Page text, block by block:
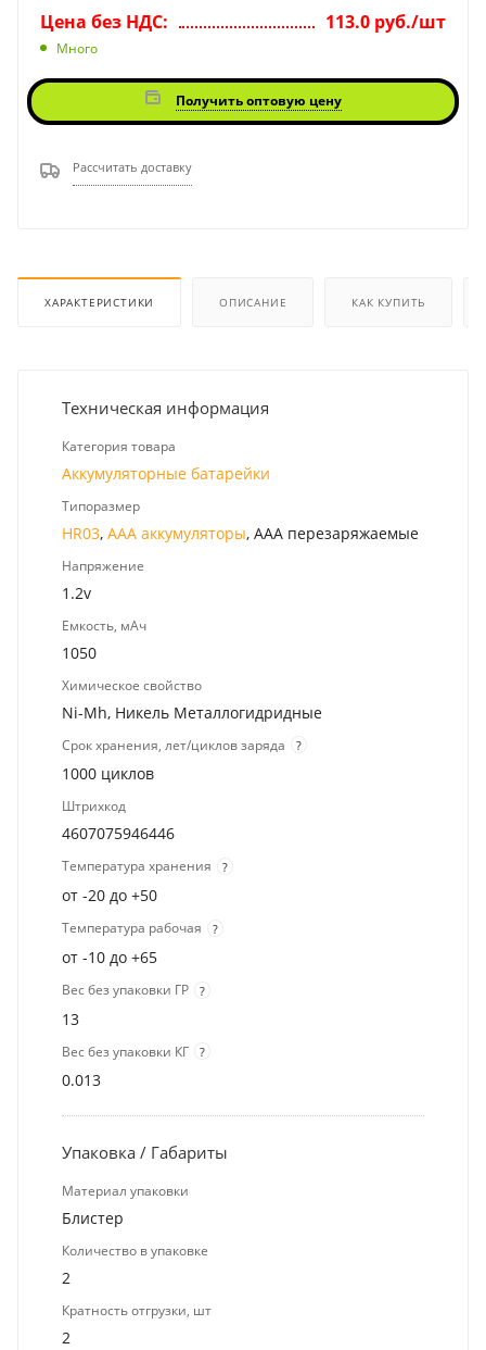
Цена без НДС: 113.0 руб./шт
Много
Получить оптовую цену
Рассчитать доставку
ХАРАКТЕРИСТИКИ ОПИСАНИЕ КАК КУПИТЬ
Техническая информация
Категория товара
Аккумуляторные батарейки
Типоразмер
HR03, ААА аккумуляторы, ААА перезаряжаемые
Напряжение
1.2v
Емкость, мАч
1050
Химическое свойство
Ni-Mh, Никель Металлогидридные
Срок хранения, лет/циклов заряда ?
1000 циклов
Штрихкод
4607075946446
Температура хранения ?
от -20 до +50
Температура рабочая ?
от -10 до +65
Вес без упаковки ГР ?
13
Вес без упаковки КГ ?
0.013
Упаковка / Габариты
Материал упаковки
Блистер
Количество в упаковке
2
Кратность отгрузки, шт
2